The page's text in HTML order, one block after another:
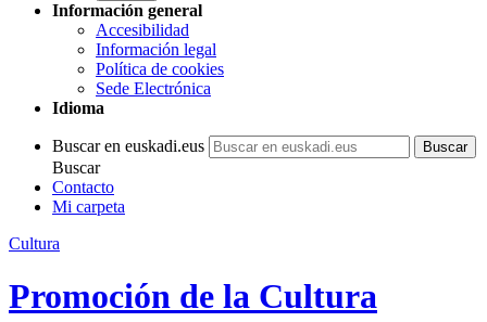
Información general
Accesibilidad
Información legal
Política de cookies
Sede Electrónica
Idioma
Buscar en euskadi.eus
Buscar
Contacto
Mi carpeta
Cultura
Promoción de la Cultura